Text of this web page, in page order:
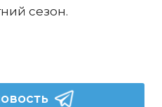
сезон.